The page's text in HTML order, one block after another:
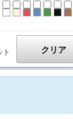
レッドブルーグリ
クリア
ト